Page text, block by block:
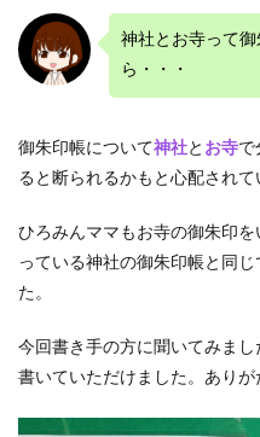
神社とお寺って
ら・・・
御朱印帳について神社と お寺で
ると断られるかもと心配されて
ひろみんママもお寺の御朱印
っている神社の御朱印帳と同
た。
今回書き手の方に聞いてみま
書いていただけました。ありが